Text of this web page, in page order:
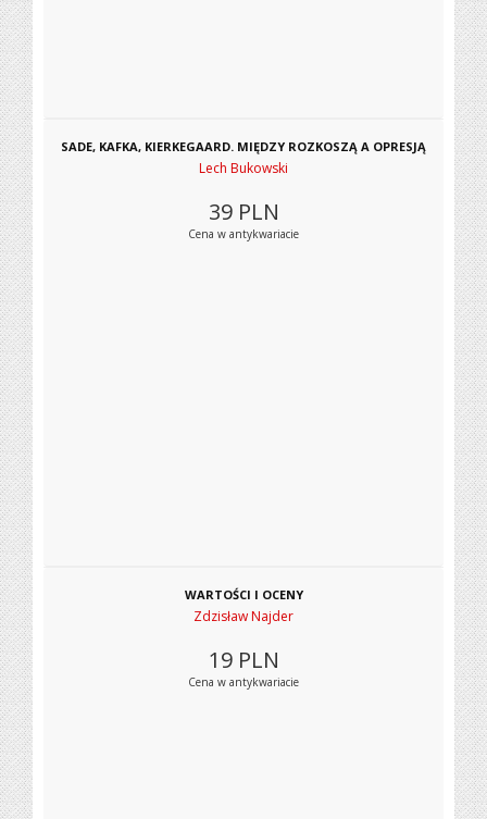
SADE, KAFKA, KIERKEGAARD. MIĘDZY ROZKOSZĄ A OPRESJĄ
Lech Bukowski
39 PLN
Cena w antykwariacie
WARTOŚCI I OCENY
Zdzisław Najder
19 PLN
Cena w antykwariacie